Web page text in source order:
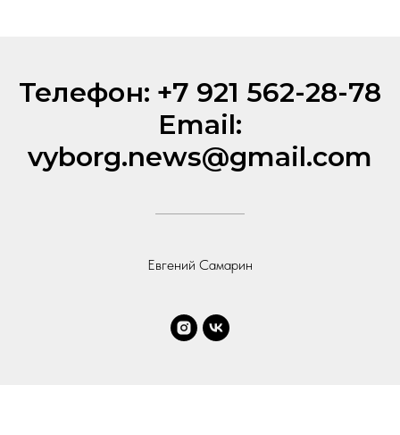
Телефон: +7 921 562-28-78
Email:
vyborg.news@gmail.com
Евгений Самарин